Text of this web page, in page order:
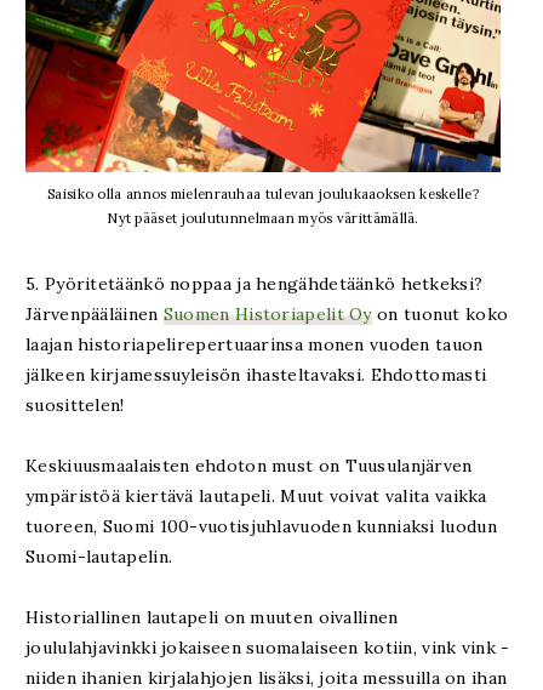
Saisiko olla annos mielenrauhaa tulevan joulukaaoksen keskelle?
Nyt pääset joulutunnelmaan myös värittämällä.
5. Pyöritetäänkö noppaa ja hengähdetäänkö hetkeksi?
Järvenpääläinen Suomen Historiapelit Oyon tuonut koko
laajan historiapelirepertuaarinsa monen vuoden tauon
jälkeen kirjamessuyleisön ihasteltavaksi. Ehdottomasti
suosittelen!
Keskiuusmaalaisten ehdoton must on Tuusulanjärven
ympäristöä kiertävä lautapeli. Muut voivat valita vaikka
tuoreen, Suomi 100-vuotisjuhlavuoden kunniaksi luodun
Suomi-lautapelin.
Historiallinen lautapeli on muuten oivallinen
joululahjavinkki jokaiseen suomalaiseen kotiin, vink vink -
niiden ihanien kirjalahjojen lisäksi, joita messuilla on ihan